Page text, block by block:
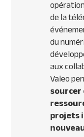
de la
du
aux
Valeo
sourcer
projets